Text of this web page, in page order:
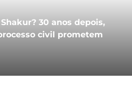
30 anos depois,
civil prometem